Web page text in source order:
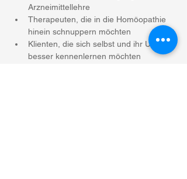
Arzneimittellehre
Therapeuten, die in die Homöopathie
hinein schnuppern möchten
Klienten, die sich selbst und ihr Umfeld
besser kennenlernen möchten